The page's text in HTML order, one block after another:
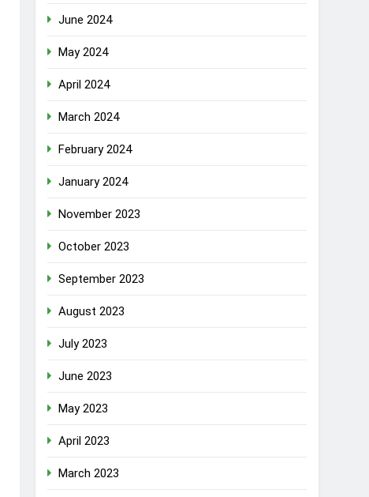
June 2024
May 2024
April 2024
March 2024
February 2024
January 2024
November 2023
October 2023
September 2023
August 2023
July 2023
June 2023
May 2023
April 2023
March 2023